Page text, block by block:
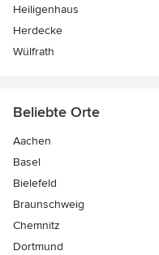
Heiligenhaus
Herdecke
Wülfrath
Beliebte Orte
Aachen
Basel
Bielefeld
Braunschweig
Chemnitz
Dortmund